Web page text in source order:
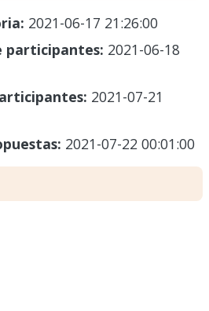
2021-06-17 21:26:00
participantes: 2021-06-18
2021-07-21
2021-07-22 00:01:00